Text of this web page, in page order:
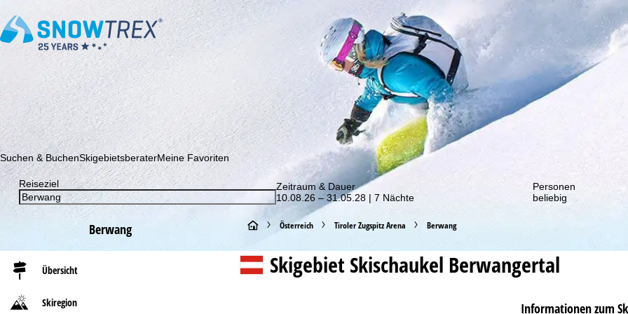
Abonnieren Sie unseren Newsletter und erfahren Sie als Erster von unseren Rabatt-Aktionen!
Suchen & BuchenSkigebietsberaterMeine Favoriten
Reiseziel
Zeitraum & Dauer
10.08.26 – 31.05.28 | 7 Nächte
Personen
beliebig
Berwang
Übersicht
Skiregion
S
t
Österreich Tiroler Zugspitz Arena Berwang
SkigebietSkischaukel Berwangertal
Informationen zum